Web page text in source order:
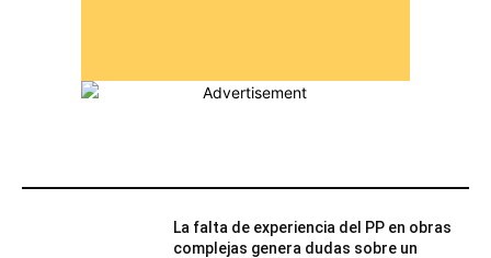
La falta de experiencia del PP en obras
complejas genera dudas sobre un